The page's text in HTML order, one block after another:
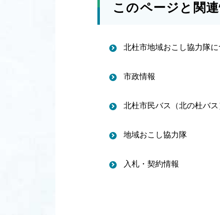
このページと関
北杜市地域おこし協力隊に
市政情報
北杜市民バス（北の杜バ
地域おこし協力隊
入札・契約情報